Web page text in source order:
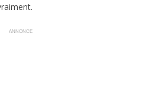
ANNONCE